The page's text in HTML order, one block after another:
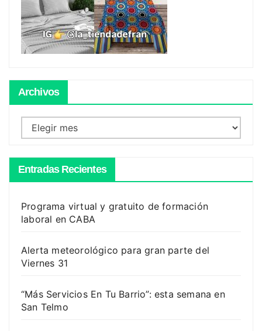
Archivos
Archivos
Entradas Recientes
Programa virtual y gratuito de formación
laboral en CABA
Alerta meteorológico para gran parte del
Viernes 31
“Más Servicios En Tu Barrio”: esta semana en
San Telmo